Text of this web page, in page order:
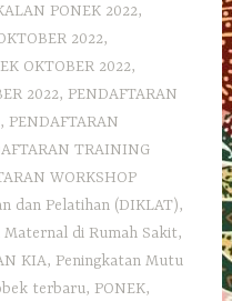
PONEK 2022,
2022,
OKTOBER 2022,
2022, PENDAFTARAN
, PENDAFTARAN
TRAINING
WORKSHOP
dan Pelatihan (DIKLAT),
di Rumah Sakit,
KIA, Peningkatan Mutu
terbaru, PONEK,